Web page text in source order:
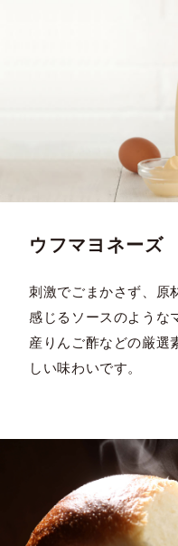
ウフマヨネーズ
刺激でごまかさず、原
感じるソースのような
産りんご酢などの厳選
しい味わいです。